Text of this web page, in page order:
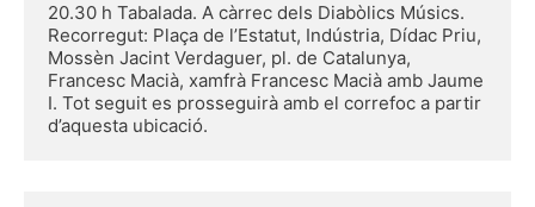
20.30 h Tabalada. A càrrec dels Diabòlics Músics.
Recorregut: Plaça de l’Estatut, Indústria, Dídac Priu,
Mossèn Jacint Verdaguer, pl. de Catalunya,
Francesc Macià, xamfrà Francesc Macià amb Jaume
I. Tot seguit es prosseguirà amb el correfoc a partir
d’aquesta ubicació.